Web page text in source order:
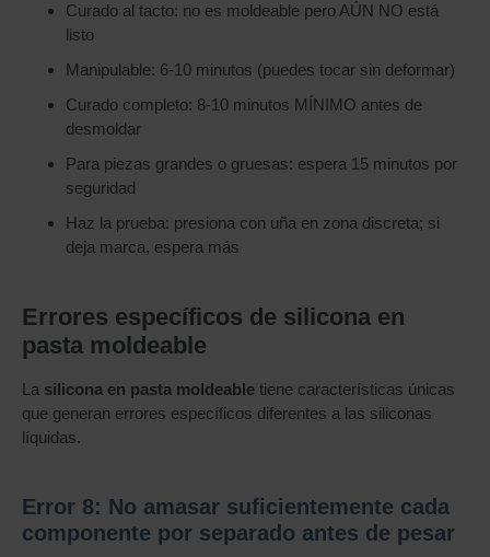
Curado al tacto: no es moldeable pero AÚN NO está
listo
Manipulable: 6-10 minutos (puedes tocar sin deformar)
Curado completo: 8-10 minutos MÍNIMO antes de
desmoldar
Para piezas grandes o gruesas: espera 15 minutos por
seguridad
Haz la prueba: presiona con uña en zona discreta; si
deja marca, espera más
Errores específicos de silicona en
pasta moldeable
La silicona en pasta moldeable tiene características únicas
que generan errores específicos diferentes a las siliconas
líquidas.
Error 8: No amasar suficientemente cada
componente por separado antes de pesar